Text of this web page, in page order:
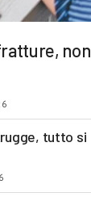
non
tutto si